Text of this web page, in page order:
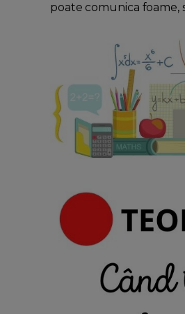
poate comunica foame,